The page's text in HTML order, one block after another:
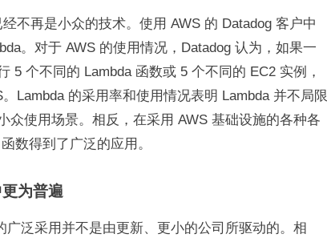
不再是小众的技术。使用 AWS 的 Datadog 客户中
。对于 AWS 的使用情况，Datadog 认为，如果一
5 个不同的 Lambda 函数或 5 个不同的 EC2 实例，
Lambda 的采用率和使用情况表明 Lambda 并不局限
众使用场景。相反，在采用 AWS 基础设施的各种各
数得到了广泛的应用。
为普遍
广泛采用并不是由更新、更小的公司所驱动的。相